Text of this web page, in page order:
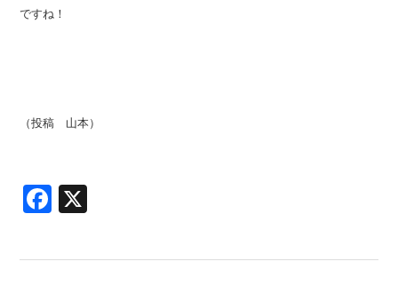
ですね！
（投稿 山本）
Facebook